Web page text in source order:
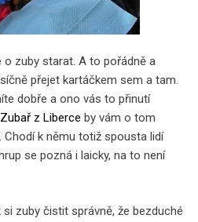
o zuby starat. A to pořádně a
přejet kartáčkem sem a tam.
dobře a ono vás to přinutí
Zubař z Liberce by vám o tom
Chodí k němu totiž spousta lidí
se pozná i laicky, na to není
zuby čistit správně, že bezduché